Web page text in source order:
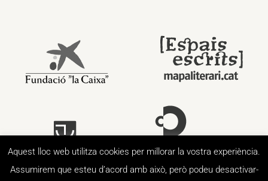
Aquest lloc web utilitza cookies per millorar la vostra experiència.
Assumirem que esteu d’acord amb això, però podeu desactivar-